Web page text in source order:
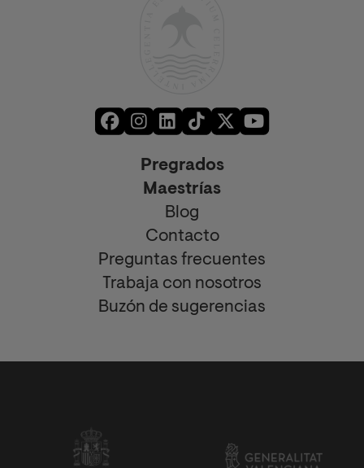
Pregrados
Maestrías
Blog
Contacto
Preguntas frecuentes
Trabaja con nosotros
Buzón de sugerencias